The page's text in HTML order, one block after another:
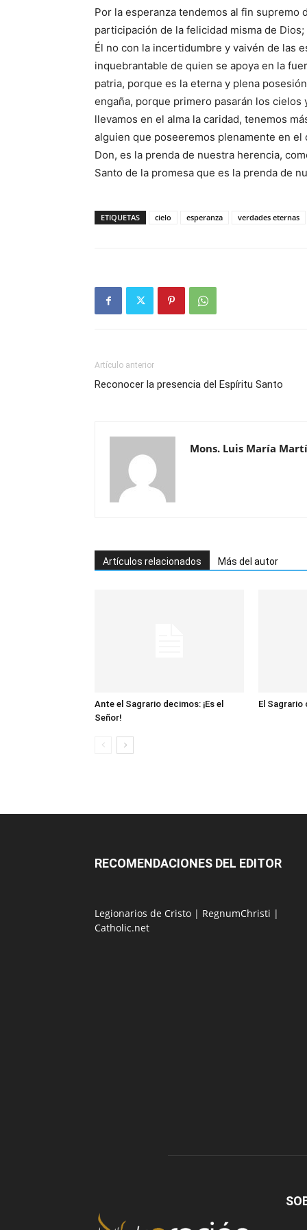
Por la esperanza tendemos al fin supremo
participación de la felicidad misma de
Él no con la incertidumbre y vaivén de las
inquebrantable de quien se apoya en la
patria, porque es la eterna y plena
engaña, porque primero pasarán los cielos
llevamos en el alma la caridad, tenemos
alguien que poseeremos plenamente en
Don, es la prenda de nuestra herencia,
Santo de la promesa que es la prenda de
ETIQUETAS cielo esperanza verdades eternas
Artículo anterior
Reconocer la presencia del Espíritu Santo
Mons. Luis María
Artículos relacionados Más del autor
Ante el Sagrario decimos: ¡Es el
Señor!
El Sagrario
RECOMENDACIONES DEL EDITOR
Legionarios de Cristo | RegnumChristi |
Catholic.net